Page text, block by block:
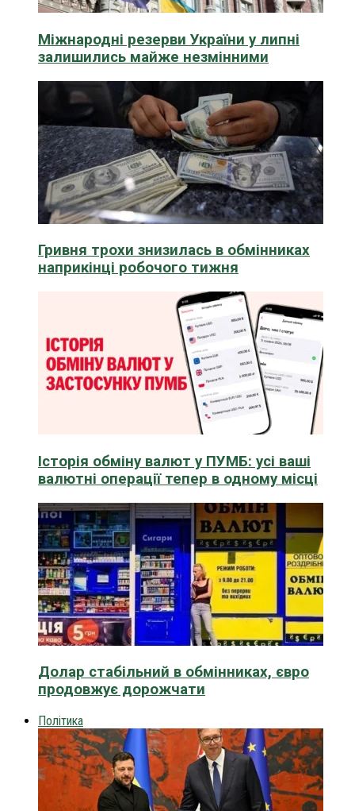
Міжнародні резерви України у липні
залишились майже незмінними
Гривня трохи знизилась в обмінниках
наприкінці робочого тижня
Історія обміну валют у ПУМБ: усі ваші
валютні операції тепер в одному місці
Долар стабільний в обмінниках, євро
продовжує дорожчати
Політика